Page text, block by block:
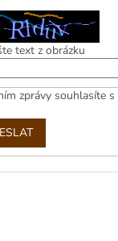
text z obrázku
zprávy souhlasíte s